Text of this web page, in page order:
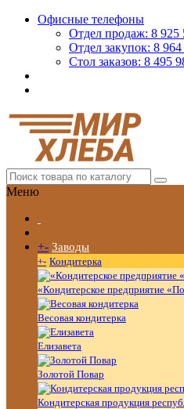
Офисные телефоны
Отдел продаж: 8 925
Отдел закупок: 8
Стол заказов: 8 495
Меню
+- Заводы
+- Кондитерка
«Кондитерское предприятие
Весовая кондитерка
Елизавета
Золотой Повар
Кондитерская продукция